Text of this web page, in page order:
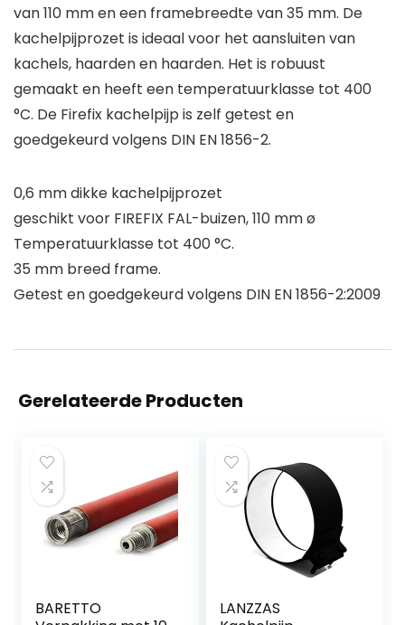
van 110 mm en een framebreedte van 35 mm. De
kachelpijprozet is ideaal voor het aansluiten van
kachels, haarden en haarden. Het is robuust
gemaakt en heeft een temperatuurklasse tot 400
°C. De Firefix kachelpijp is zelf getest en
goedgekeurd volgens DIN EN 1856-2.
0,6 mm dikke kachelpijprozet
geschikt voor FIREFIX FAL-buizen, 110 mm ø
Temperatuurklasse tot 400 °C.
35 mm breed frame.
Getest en goedgekeurd volgens DIN EN 1856-2:2009
Gerelateerde Producten
BARETTO
LANZZAS